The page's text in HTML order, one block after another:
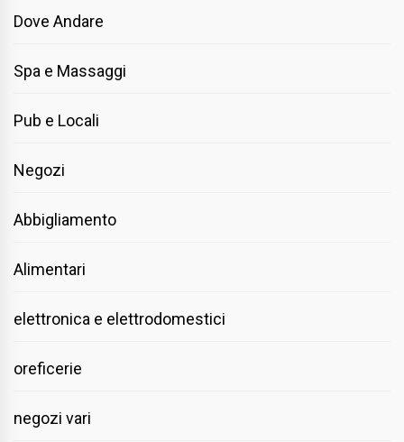
Dove Andare
Spa e Massaggi
Pub e Locali
Negozi
Abbigliamento
Alimentari
elettronica e elettrodomestici
oreficerie
negozi vari